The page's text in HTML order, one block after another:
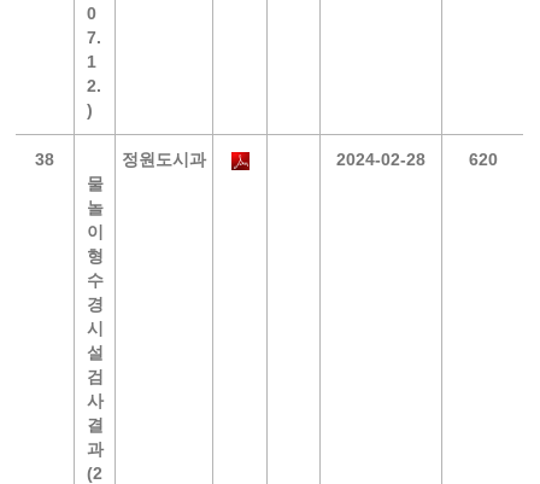
0
7.
1
2.
)
38
물
놀
이
형
수
경
시
설
검
사
결
과
(2
정원도시과 2024-02-28 620